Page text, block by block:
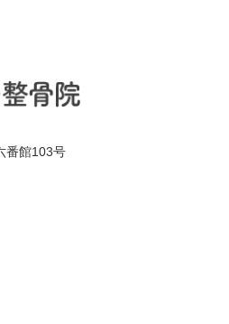
番館103号